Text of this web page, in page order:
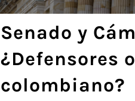
Senado y
¿Defensores
colombiano?